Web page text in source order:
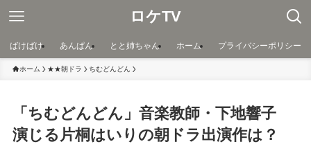
ロケTV
ばけばけ あんぱん とと姉ちゃん ホーム プライバシーポリシー
ホーム ★★朝ドラ ちむどんどん
「ちむどんどん」音楽教師・下地響子
演じる片桐はいりの朝ドラ出演作は？